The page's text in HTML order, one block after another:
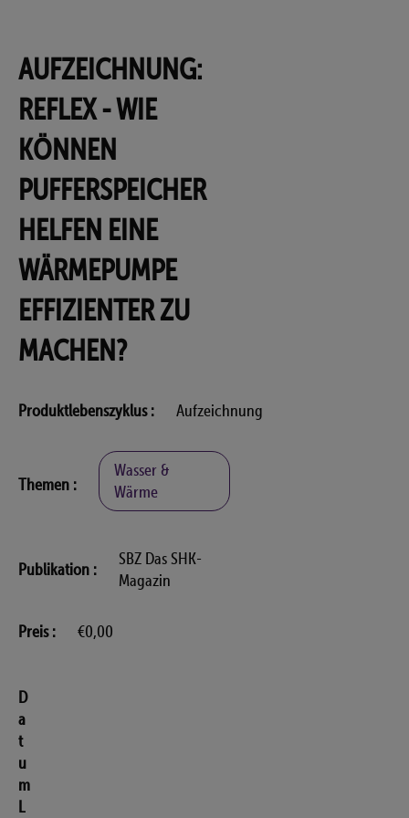
AUFZEICHNUNG:
REFLEX - WIE
KÖNNEN
PUFFERSPEICHER
HELFEN EINE
WÄRMEPUMPE
EFFIZIENTER ZU
MACHEN?
Produktlebenszyklus Aufzeichnung
Themen
Wasser &
Wärme
Publikation
SBZ Das SHK-
Magazin
Preis €0,00
D
a
t
u
m
L